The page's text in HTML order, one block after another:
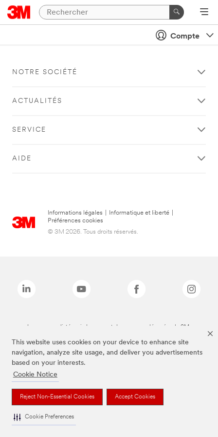
This website uses cookies on your device to enhance site
navigation, analyze site usage, and deliver you advertisements
based on your interests.
Cookie Notice
Reject Non-Essential Cookies Accept Cookies
Cookie Preferences
Compte
NOTRE SOCIÉTÉ
ACTUALITÉS
SERVICE
AIDE
Informations légales Informatique et liberté
Préférences cookies
© 3M 2026. Tous droits réservés.
Les marques listées ci-dessus sont des marques déposées de 3M.